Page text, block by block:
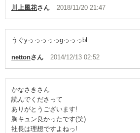
川上風花さん 2018/11/20 21:47
うぐyっっっっっgっっっbl
nettonさん 2014/12/13 02:52
かなさきさん
読んでくださって
ありがとうございます!
胸キュン良かったです(笑)
社長は理想ですよねっ!